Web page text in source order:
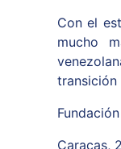
Con el
mucho
transición
Caracas,